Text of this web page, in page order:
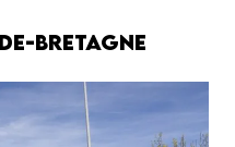
Bretagne